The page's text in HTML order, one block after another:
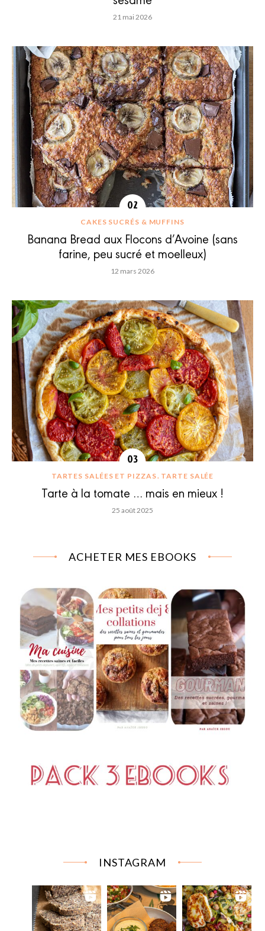
21 mai 2026
CAKES SUCRÉS & MUFFINS
Banana Bread aux Flocons d’Avoine (sans
farine, peu sucré et moelleux)
12 mars 2026
TARTES SALÉES ET PIZZAS TARTE SALÉE
Tarte à la tomate … mais en mieux !
25 août 2025
ACHETER MES EBOOKS
INSTAGRAM